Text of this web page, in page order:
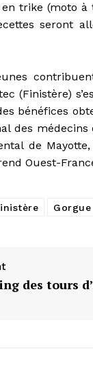
en trike (moto
seront
(Finistère)
bénéfices
des
de
Ouest-
Gorgue
des tours